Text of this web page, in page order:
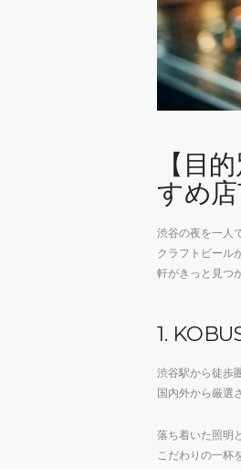
【目
すめ店
渋谷の夜を一人
クラフトビール
軒がきっと見つ
1.
渋谷駅から徒歩
国内外から厳選
落ち着いた照明
こだわりの一杯